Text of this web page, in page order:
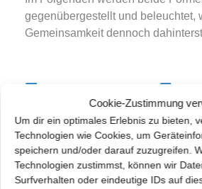
Cookie-Zustimmung
Um dir ein optimales Erlebnis zu bieten,
Technologien wie Cookies, um
speichern und/oder darauf zuzugreifen.
Technologien zustimmst, können wir
Surfverhalten oder eindeutige IDs auf
gegenübergestellt und beleuchtet,
Gemeinsamkeit dennoch
Du lässt die Wut, die in dir brodelt,
entladen, äußerst sie in
bringst sie non-verbal zum
sind gefasste Worte oder Gesten